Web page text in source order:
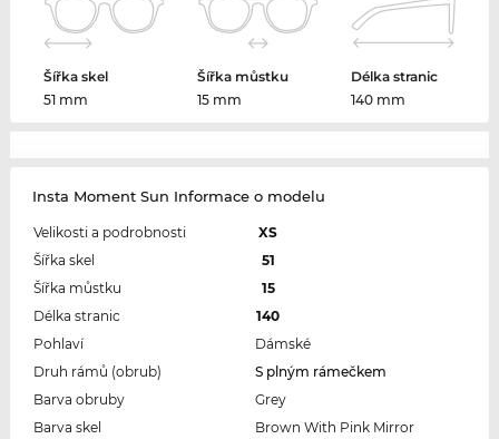
Šířka skel
51 mm
Šířka můstku
15 mm
Délka stranic
140 mm
Insta Moment Sun Informace o modelu
Velikosti a podrobnosti
XS
Šířka skel
51
Šířka můstku
15
Délka stranic
140
Pohlaví
Dámské
Druh rámů (obrub)
S plným rámečkem
Barva obruby
Grey
Barva skel
Brown With Pink Mirror